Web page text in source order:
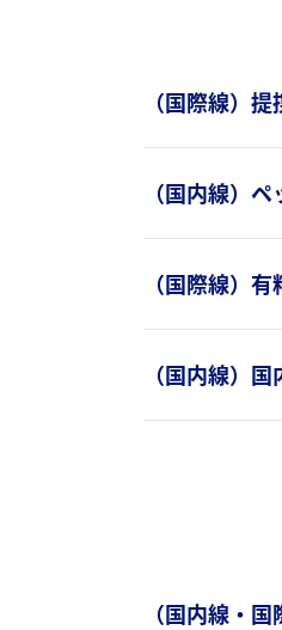
（国際線）
（国内線）
（国際線）
（国内線）
（国内線・